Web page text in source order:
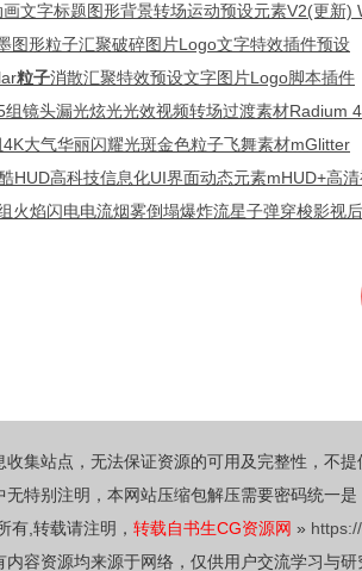
文字标题图形背景转场运动预设元素V2(更新)
图形粒子汇聚破碎图片Logo文字特效插件预设
粒子消散汇聚特效预设文字图片Logo脚本插件
镜头漏光炫光光效视频转场过渡素材Radium
4K大气华丽闪耀光斑金色粒子飞舞素材mGlitter
HUD高科技信息化UI界面动态元素mHUD+高
火焰闪电电流烟雾倒塌爆炸流星子弹穿梭影视
集站点，无法保证资源的可用及完整性，不提
特别注明，本网站压缩包解压需要密码统一是
有,转载请注明， 转载自书生CG资源网 »
内容资源均来源于网络，仅供用户交流学习与